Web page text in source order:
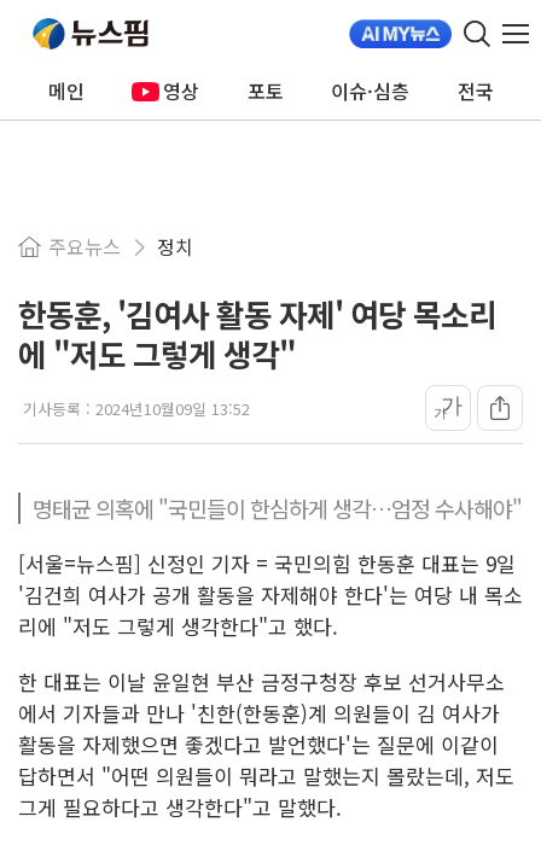
메인 영상 포토 이슈·심층 전국
주요뉴스 정치
한동훈, '김여사 활동 자제' 여당 목소리
에 "저도 그렇게 생각"
기사등록 : 2024년10월09일 13:52 가가
명태균 의혹에 "국민들이 한심하게 생각…엄정 수사해야"
[서울=뉴스핌] 신정인 기자 = 국민의힘 한동훈 대표는 9일
'김건희 여사가 공개 활동을 자제해야 한다'는 여당 내 목소
리에 "저도 그렇게 생각한다"고 했다.
한 대표는 이날 윤일현 부산 금정구청장 후보 선거사무소
에서 기자들과 만나 '친한(한동훈)계 의원들이 김 여사가
활동을 자제했으면 좋겠다고 발언했다'는 질문에 이같이
답하면서 "어떤 의원들이 뭐라고 말했는지 몰랐는데, 저도
그게 필요하다고 생각한다"고 말했다.